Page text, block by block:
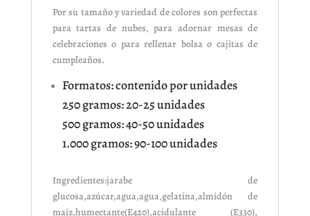
Por su tamaño y variedad de colores son perfectas
para tartas de nubes, para adornar mesas de
celebraciones o para rellenar bolsa o cajitas de
cumpleaños.
Formatos: contenido por unidades
250 gramos: 20-25 unidades
500 gramos: 40-50 unidades
1.000 gramos: 90-100 unidades
Ingredientes:jarabe de
glucosa,azúcar,agua,agua,gelatina,almidón de
maíz,humectante(E420),acidulante (E330),